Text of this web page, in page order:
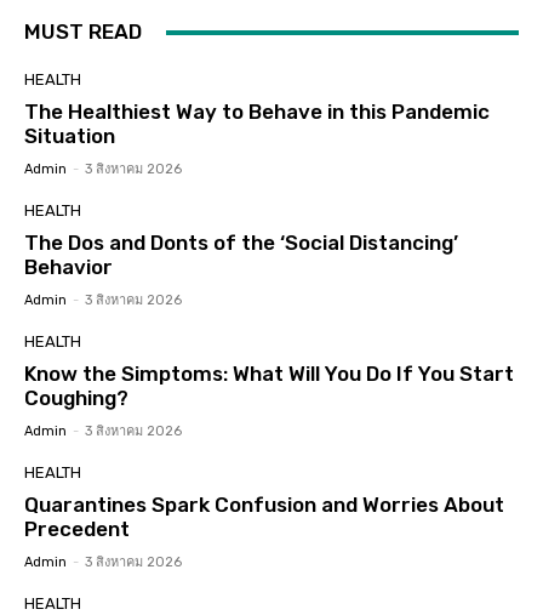
MUST READ
HEALTH
The Healthiest Way to Behave in this Pandemic
Situation
Admin - 3 สิงหาคม 2026
HEALTH
The Dos and Donts of the ‘Social Distancing’
Behavior
Admin - 3 สิงหาคม 2026
HEALTH
Know the Simptoms: What Will You Do If You Start
Coughing?
Admin - 3 สิงหาคม 2026
HEALTH
Quarantines Spark Confusion and Worries About
Precedent
Admin - 3 สิงหาคม 2026
HEALTH